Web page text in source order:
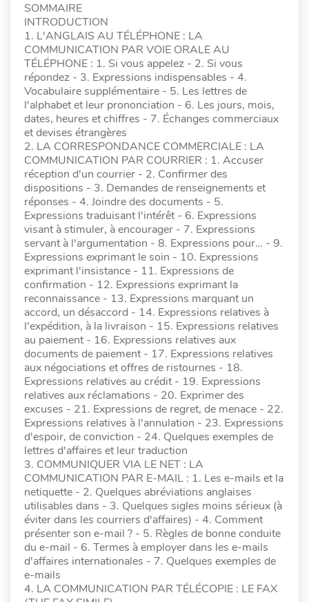
SOMMAIRE
INTRODUCTION
1. L'ANGLAIS AU TÉLÉPHONE : LA
COMMUNICATION PAR VOIE ORALE AU
TÉLÉPHONE : 1. Si vous appelez - 2. Si vous
répondez - 3. Expressions indispensables - 4.
Vocabulaire supplémentaire - 5. Les lettres de
l'alphabet et leur prononciation - 6. Les jours, mois,
dates, heures et chiffres - 7. Échanges commerciaux
et devises étrangères
2. LA CORRESPONDANCE COMMERCIALE : LA
COMMUNICATION PAR COURRIER : 1. Accuser
réception d'un courrier - 2. Confirmer des
dispositions - 3. Demandes de renseignements et
réponses - 4. Joindre des documents - 5.
Expressions traduisant l'intérêt - 6. Expressions
visant à stimuler, à encourager - 7. Expressions
servant à l'argumentation - 8. Expressions pour… - 9.
Expressions exprimant le soin - 10. Expressions
exprimant l'insistance - 11. Expressions de
confirmation - 12. Expressions exprimant la
reconnaissance - 13. Expressions marquant un
accord, un désaccord - 14. Expressions relatives à
l'expédition, à la livraison - 15. Expressions relatives
au paiement - 16. Expressions relatives aux
documents de paiement - 17. Expressions relatives
aux négociations et offres de ristournes - 18.
Expressions relatives au crédit - 19. Expressions
relatives aux réclamations - 20. Exprimer des
excuses - 21. Expressions de regret, de menace - 22.
Expressions relatives à l'annulation - 23. Expressions
d'espoir, de conviction - 24. Quelques exemples de
lettres d'affaires et leur traduction
3. COMMUNIQUER VIA LE NET : LA
COMMUNICATION PAR E-MAIL : 1. Les e-mails et la
netiquette - 2. Quelques abréviations anglaises
utilisables dans - 3. Quelques sigles moins sérieux (à
éviter dans les courriers d'affaires) - 4. Comment
présenter son e-mail ? - 5. Règles de bonne conduite
du e-mail - 6. Termes à employer dans les e-mails
d'affaires internationales - 7. Quelques exemples de
e-mails
4. LA COMMUNICATION PAR TÉLÉCOPIE : LE FAX